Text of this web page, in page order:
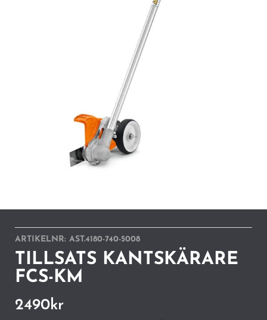
ARTIKELNR: AST.4180-740-5008
TILLSATS KANTSKÄRARE
FCS-KM
2490kr